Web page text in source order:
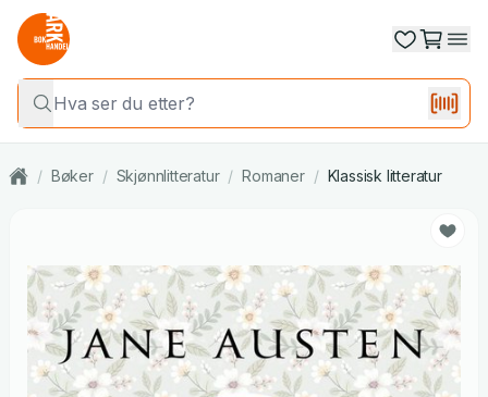
/ Bøker / Skjønnlitteratur / Romaner / Klassisk litteratur